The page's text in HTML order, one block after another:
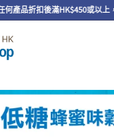
產品折扣後滿HK$450或以上